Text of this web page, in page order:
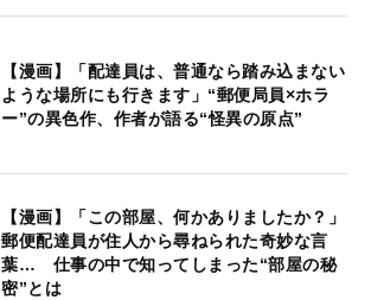
【漫画】「配達員は、普通なら踏み込まない
ような場所にも行きます」“郵便局員×ホラ
ー”の異色作、作者が語る“怪異の原点”
【漫画】「この部屋、何かありましたか？」
郵便配達員が住人から尋ねられた奇妙な言
葉… 仕事の中で知ってしまった“部屋の秘
密”とは